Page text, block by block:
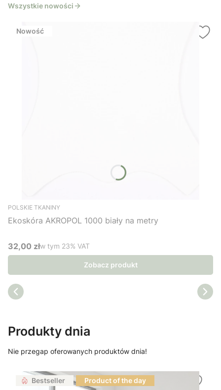
Wszystkie nowości
Nowość
POLSKIE TKANINY
Ekoskóra AKROPOL 1000 biały na metry
Cena brutto
32,00 złw tym %s VAT
w tym 23% VAT
Zobacz produkt
Produkty dnia
Nie przegap oferowanych produktów dnia!
Bestseller Product of the day